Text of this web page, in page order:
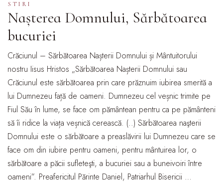
STIRI
Nașterea Domnului, Sărbătoarea
bucuriei
Crăciunul – Sărbătoarea Nașterii Domnului și Mântuitorului
nostru Iisus Hristos „Sărbătoarea Nașterii Domnului sau
Crăciunul este sărbătoarea prin care prăznuim iubirea smerită a
lui Dumnezeu față de oameni. Dumnezeu cel veșnic trimite pe
Fiul Său în lume, se face om pământean pentru ca pe pământeni
să îi ridice la viața veșnică cerească. (..) Sărbătoarea naşterii
Domnului este o sărbătoare a preaslăvirii lui Dumnezeu care se
face om din iubire pentru oameni, pentru mântuirea lor, o
sărbătoare a păcii sufleteşti, a bucuriei sau a buneivoiri între
oameni”. Preafericitul Părinte Daniel, Patriarhul Bisericii …